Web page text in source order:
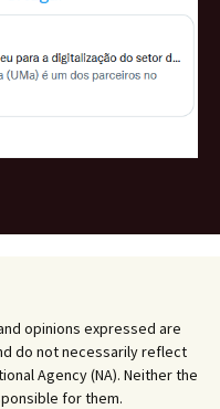
opinions expressed are
do not necessarily reflect
Agency (NA). Neither the
for them.